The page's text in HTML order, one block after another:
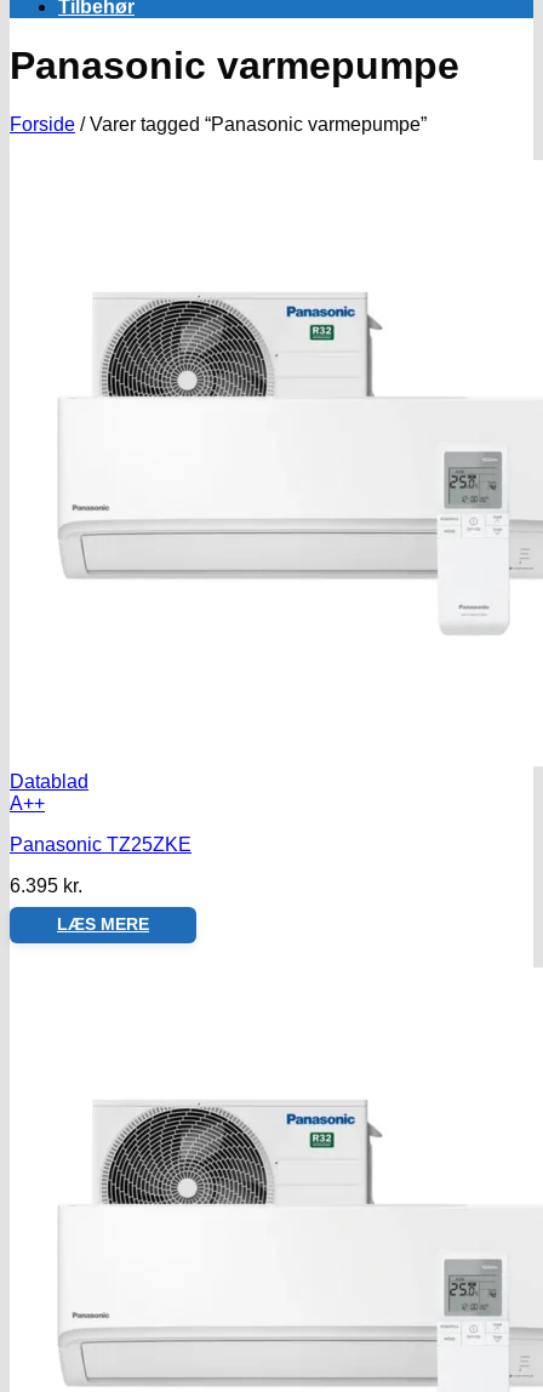
Tilbehør
Panasonic varmepumpe
Forside /Varer tagged “Panasonic varmepumpe”
Datablad
A++
Panasonic TZ25ZKE
6.395 kr.
LÆS MERE